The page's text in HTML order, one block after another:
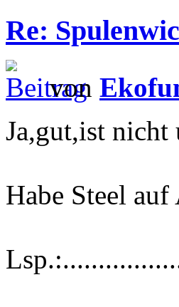
Re:
von
Ja,gut,ist nicht
Habe Steel